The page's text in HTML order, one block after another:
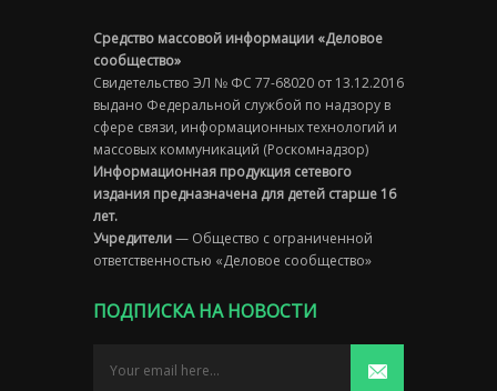
Средство массовой информации «Деловое
сообщество»
Свидетельство ЭЛ № ФС 77-68020 от 13.12.2016
выдано Федеральной службой по надзору в
сфере связи, информационных технологий и
массовых коммуникаций (Роскомнадзор)
Информационная продукция сетевого
издания предназначена для детей старше 16
лет.
Учредители— Общество с ограниченной
ответственностью «Деловое сообщество»
ПОДПИСКА НА НОВОСТИ